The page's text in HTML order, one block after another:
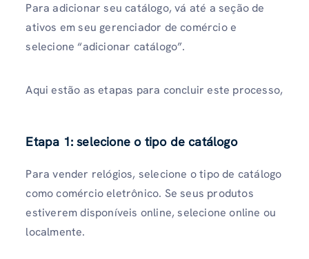
Para adicionar seu catálogo, vá até a seção de
ativos em seu gerenciador de comércio e
selecione “adicionar catálogo”.
Aqui estão as etapas para concluir este processo,
Etapa 1: selecione o tipo de catálogo
Para vender relógios, selecione o tipo de catálogo
como comércio eletrônico. Se seus produtos
estiverem disponíveis online, selecione online ou
localmente.